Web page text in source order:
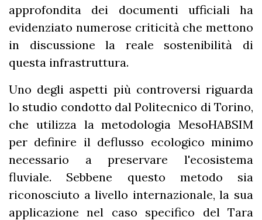
approfondita dei documenti ufficiali ha
evidenziato numerose criticità che mettono
in discussione la reale sostenibilità di
questa infrastruttura.
Uno degli aspetti più controversi riguarda
lo studio condotto dal Politecnico di Torino,
che utilizza la metodologia MesoHABSIM
per definire il deflusso ecologico minimo
necessario a preservare l'ecosistema
fluviale. Sebbene questo metodo sia
riconosciuto a livello internazionale, la sua
applicazione nel caso specifico del Tara